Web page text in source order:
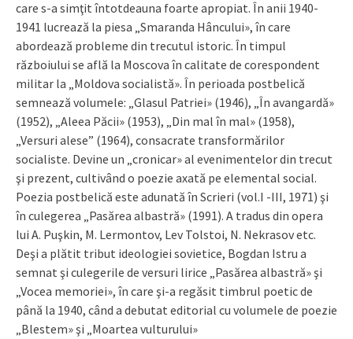
care s-a simţit întotdeauna foarte apropiat. În anii 1940-
1941 lucrează la piesa „Smaranda Hâncului», în care
abordează probleme din trecutul istoric. În timpul
războiului se află la Moscova în calitate de corespondent
militar la „Moldova socialistă». În perioada postbelică
semnează volumele: „Glasul Patriei» (1946), „În avangardă»
(1952), „Aleea Păcii» (1953), „Din mal în mal» (1958),
„Versuri alese” (1964), consacrate transformărilor
socialiste. Devine un „cronicar» al evenimentelor din trecut
şi prezent, cultivând o poezie axată pe elemental social.
Poezia postbelică este adunată în Scrieri (vol.I -III, 1971) şi
în culegerea „Pasărea albastră» (1991). A tradus din opera
lui A. Puşkin, M. Lermontov, Lev Tolstoi, N. Nekrasov etc.
Deşi a plătit tribut ideologiei sovietice, Bogdan Istru a
semnat şi culegerile de versuri lirice „Pasărea albastră» şi
„Vocea memoriei», în care şi-a regăsit timbrul poetic de
până la 1940, când a debutat editorial cu volumele de poezie
„Blestem» şi „Moartea vulturului»